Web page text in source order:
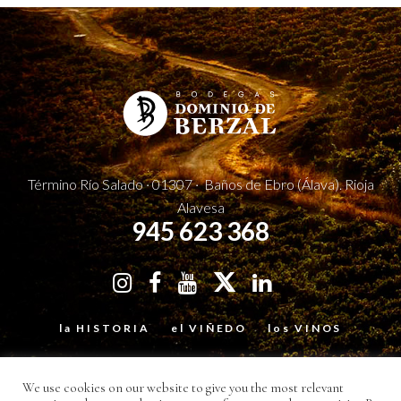
Término Río Salado · 01307 · Baños de Ebro (Álava). Rioja
Alavesa
945 623 368
la HISTORIA el VIÑEDO los VINOS
We use cookies on our website to give you the most relevant